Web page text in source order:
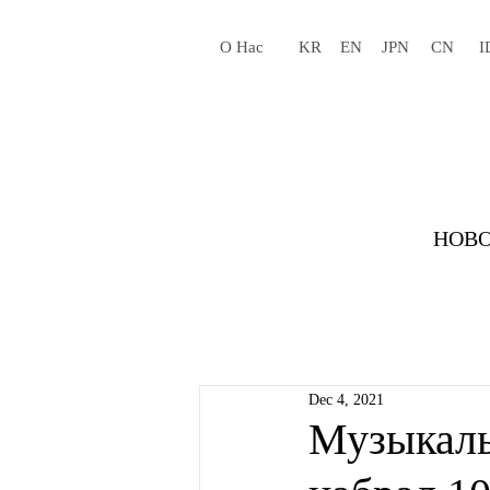
О Нас KR EN JPN CN
Dec 4, 2021